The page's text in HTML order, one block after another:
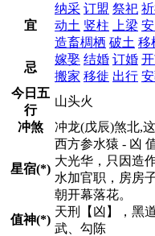
宜
纳采 订盟 祭祀
动土 竖柱 上梁
造畜椆栖 破土 移
忌
嫁娶 结婚 订婚
搬家 移徙 出行
今日五
行
山头火
冲煞
冲龙(戊辰)煞北,
星宿(*)
西方参水猿 - 凶
大光华，只因造
水加官职，房房
朝开幕落花。
值神(*)
天刑【凶】，黑
武、勾陈